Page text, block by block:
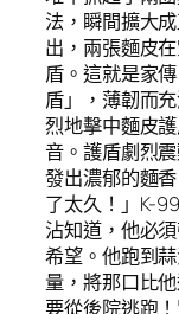
法，瞬間擴大
出，兩張麵皮
盾。這就是家
盾」，薄韌而
烈地擊中麵皮
音。護盾劇烈
發出濃郁的麵
了太久！」K-
沾知道，他必
希望。他跑到
量，將那口比
要從後院逃跑